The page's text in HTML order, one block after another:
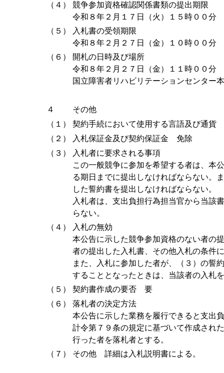
（４）
競争参加資格確認関係書類の提出期限
令和８年２月１７日（火）１５時００分
（５）
入札書の受領期限
令和８年２月２７日（金）１０時００分
（６）
開札の日時及び場所
令和８年２月２７日（金）１１時００分
国立障害者リハビリテーションセンター
４
その他
（１）
契約手続において使用する言語及び通貨
（２）
入札保証金及び契約保証金 免除
（３）
入札者に要求される事項
この一般競争に参加を希望する者は、本
る期日までに提出しなければならない。
した誓約書を提出しなければならない。
入札者は、支出負担行為担当官から当該
らない。
（４）
入札の無効
本公告に示した競争参加資格のない者の
者の提出した入札書、その他入札の条件
また、入札に参加した者が、（３）の誓
することとなったときは、当該者の入札
（５）
契約書作成の要否 要
（６）
落札者の決定方法
本公告に示した業務を履行できると支出
計令第７９条の規定に基づいて作成され
行った者を落札者とする。
（７）
その他 詳細は入札説明書による。